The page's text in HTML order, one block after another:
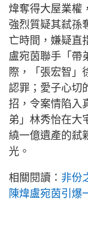
煒奪得大屋業權
強烈質疑其弒孫
亡時間，嫌疑直
盧宛茵聯手「帶
際，「張宏智」
認罪；愛子心切
招，令案情陷入
弟」林秀怡在大
繞一億遺產的弒
光。
相關閱讀： 非份
陳煒盧宛茵引爆